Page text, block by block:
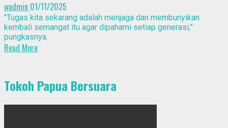
wadmin 01/11/2025
"Tugas kita sekarang adalah menjaga dan membunyikan
kembali semangat itu agar dipahami setiap generasi,”
pungkasnya.
Read More
Tokoh Papua Bersuara